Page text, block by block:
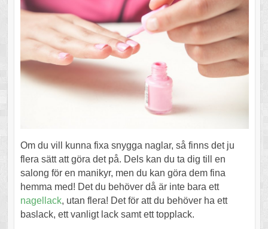
Om du vill kunna fixa snygga naglar, så finns det ju
flera sätt att göra det på. Dels kan du ta dig till en
salong för en manikyr, men du kan göra dem fina
hemma med! Det du behöver då är inte bara ett
nagellack, utan flera! Det för att du behöver ha ett
baslack, ett vanligt lack samt ett topplack.